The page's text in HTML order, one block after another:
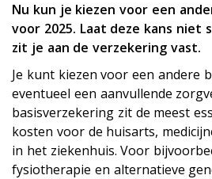
Nu kun je kiezen voor een
voor 2025. Laat deze kans niet
zit je aan de verzekering vast.
Je kunt kiezen voor een andere
eventueel een aanvullende
basisverzekering zit de meest
kosten voor de huisarts,
in het ziekenhuis. Voor
fysiotherapie en alternatieve